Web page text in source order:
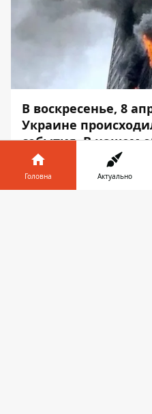
В воскресенье, 8
Украине
события. В нашем
узнать о самых
Если у вас нет
Головна Актуально